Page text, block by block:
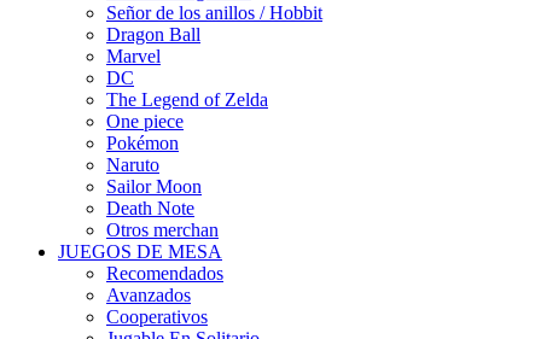
Señor de los anillos / Hobbit
Dragon Ball
Marvel
DC
The Legend of Zelda
One piece
Pokémon
Naruto
Sailor Moon
Death Note
Otros merchan
JUEGOS DE MESA
Recomendados
Avanzados
Cooperativos